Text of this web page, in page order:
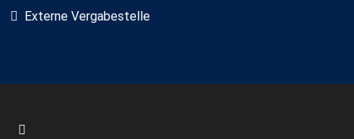
Externe Vergabestelle